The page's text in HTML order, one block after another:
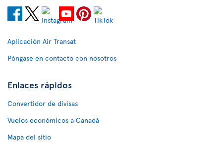
Aplicación Air Transat
Póngase en contacto con nosotros
Enlaces rápidos
Convertidor de divisas
Vuelos económicos a Canadá
Mapa del sitio